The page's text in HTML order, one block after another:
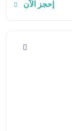
إحجز الآن